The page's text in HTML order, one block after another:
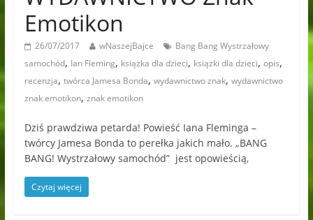
Emotikon
26/07/2017 wNaszejBajce
Bang Bang Wystrzałowy
samochód, Ian Fleming, książka dla dzieci, książki dla dzieci, opis,
recenzja, twórca Jamesa Bonda, wydawnictwo znak, wydawnictwo
znak emotikon, znak emotikon
Dziś prawdziwa petarda! Powieść Iana Fleminga –
twórcy Jamesa Bonda to perełka jakich mało. „BANG
BANG! Wystrzałowy samochód” jest opowieścią,
Czytaj więcej